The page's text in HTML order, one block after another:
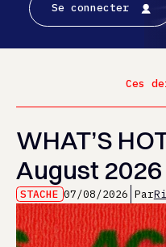
Se connecter
Ces
WHAT’S
August 2026
STACHE 07/08/2026 Par